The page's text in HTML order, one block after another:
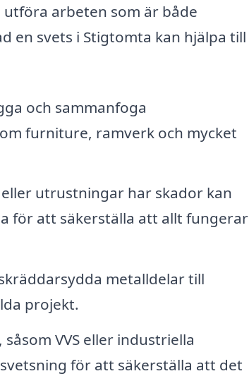
arbeten som är både
en svets i Stigtomta kan hjälpa till
och sammanfoga
furniture, ramverk och mycket
utrustningar har skador kan
för att säkerställa att allt fungerar
metalldelar till
projekt.
VVS eller industriella
för att säkerställa att det